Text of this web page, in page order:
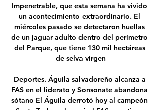
Impenetrable, que esta semana ha vivido
un acontecimiento extraordinario. El
miércoles pasado se detectaron huellas
de un jaguar adulto dentro del perímetro
del Parque, que tiene 130 mil hectáreas
de selva virgen
Deportes. Águila salvadoreño alcanza a
FAS en el liderato y Sonsonate abandona
sótano El Águila derrotó hoy al campeón